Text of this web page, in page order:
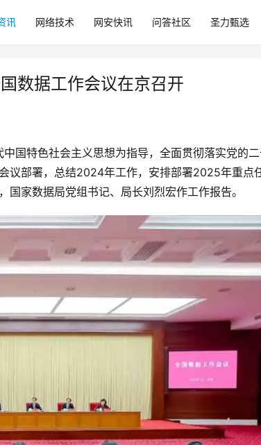
讯 网络技术 网安快讯 问答社区 圣力甄选
数据工作会议在京召开
国特色社会主义思想为指导，全面贯彻落实党的
议部署，总结2024年工作，安排部署2025年重点
家数据局党组书记、局长刘烈宏作工作报告。